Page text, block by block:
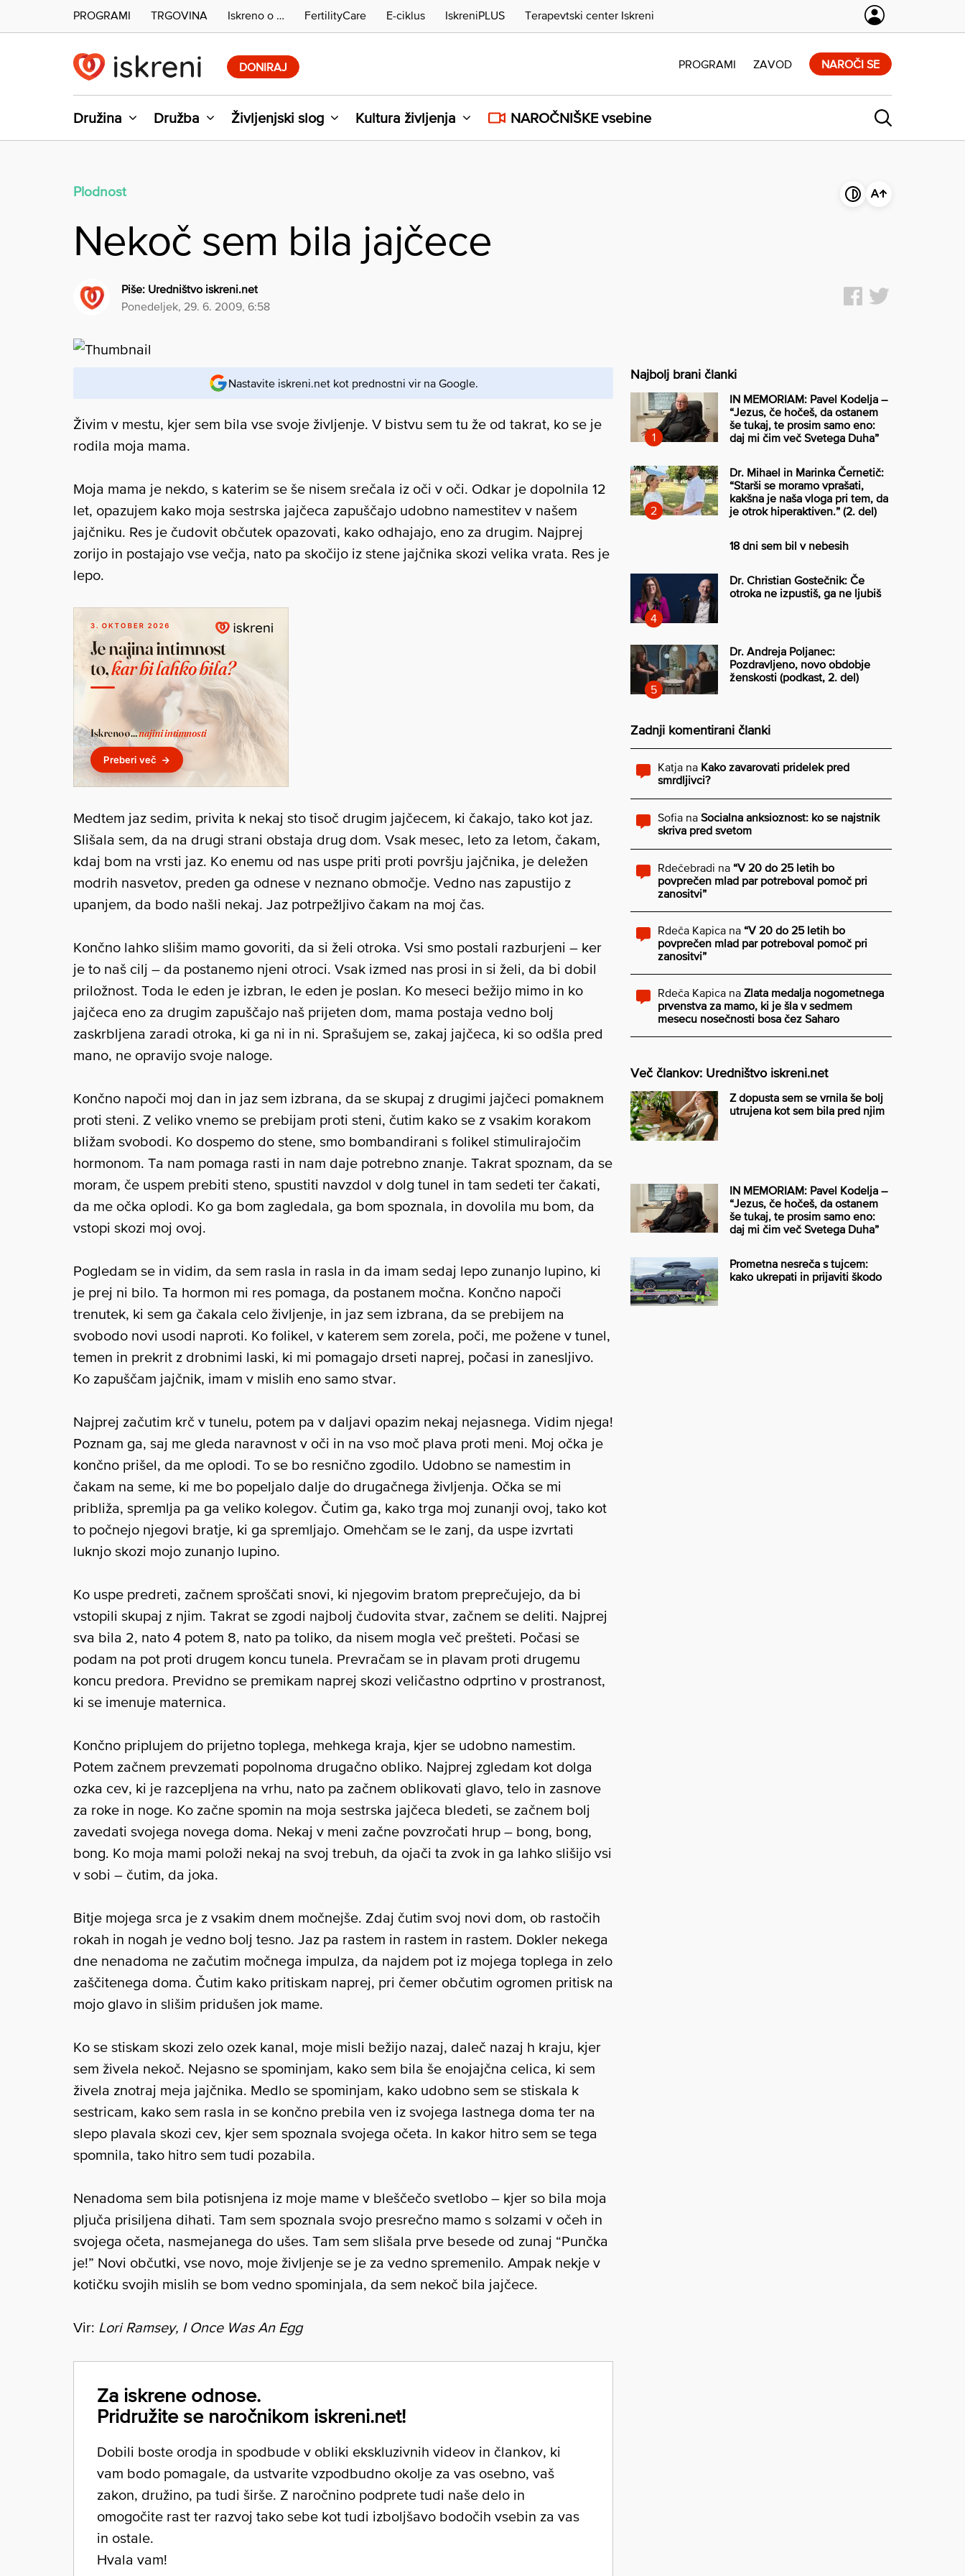
DONIRAJ
Družina Družba Življenjski slog Kultura življenja NAROČNIŠKE vsebine
PROGRAMI ZAVOD NAROČI SE
PROGRAMI TRGOVINA Iskreno o … FertilityCare E-ciklus IskreniPLUS Terapevtski center Iskreni
Plodnost
Nekoč sem bila jajčece
Piše: Uredništvo iskreni.net
ponedeljek, 29. 6. 2009, 6:58
Nastavite iskreni.net kot prednostni vir na Google.
Živim v mestu, kjer sem bila vse svoje življenje. V bistvu sem tu že od takrat, ko se je
rodila moja mama.
Moja mama je nekdo, s katerim se še nisem srečala iz oči v oči. Odkar je dopolnila 12
let, opazujem kako moja sestrska jajčeca zapuščajo udobno namestitev v našem
jajčniku. Res je čudovit občutek opazovati, kako odhajajo, eno za drugim. Najprej
zorijo in postajajo vse večja, nato pa skočijo iz stene jajčnika skozi velika vrata. Res je
lepo.
Medtem jaz sedim, privita k nekaj sto tisoč drugim jajčecem, ki čakajo, tako kot jaz.
Slišala sem, da na drugi strani obstaja drug dom. Vsak mesec, leto za letom, čakam,
kdaj bom na vrsti jaz. Ko enemu od nas uspe priti proti površju jajčnika, je deležen
modrih nasvetov, preden ga odnese v neznano območje. Vedno nas zapustijo z
upanjem, da bodo našli nekaj. Jaz potrpežljivo čakam na moj čas.
Končno lahko slišim mamo govoriti, da si želi otroka. Vsi smo postali razburjeni – ker
je to naš cilj – da postanemo njeni otroci. Vsak izmed nas prosi in si želi, da bi dobil
priložnost. Toda le eden je izbran, le eden je poslan. Ko meseci bežijo mimo in ko
jajčeca eno za drugim zapuščajo naš prijeten dom, mama postaja vedno bolj
zaskrbljena zaradi otroka, ki ga ni in ni. Sprašujem se, zakaj jajčeca, ki so odšla pred
mano, ne opravijo svoje naloge.
Končno napoči moj dan in jaz sem izbrana, da se skupaj z drugimi jajčeci pomaknem
proti steni. Z veliko vnemo se prebijam proti steni, čutim kako se z vsakim korakom
bližam svobodi. Ko dospemo do stene, smo bombandirani s folikel stimulirajočim
hormonom. Ta nam pomaga rasti in nam daje potrebno znanje. Takrat spoznam, da se
moram, če uspem prebiti steno, spustiti navzdol v dolg tunel in tam sedeti ter čakati,
da me očka oplodi. Ko ga bom zagledala, ga bom spoznala, in dovolila mu bom, da
vstopi skozi moj ovoj.
Pogledam se in vidim, da sem rasla in rasla in da imam sedaj lepo zunanjo lupino, ki
je prej ni bilo. Ta hormon mi res pomaga, da postanem močna. Končno napoči
trenutek, ki sem ga čakala celo življenje, in jaz sem izbrana, da se prebijem na
svobodo novi usodi naproti. Ko folikel, v katerem sem zorela, poči, me požene v tunel,
temen in prekrit z drobnimi laski, ki mi pomagajo drseti naprej, počasi in zanesljivo.
Ko zapuščam jajčnik, imam v mislih eno samo stvar.
Najprej začutim krč v tunelu, potem pa v daljavi opazim nekaj nejasnega. Vidim njega!
Poznam ga, saj me gleda naravnost v oči in na vso moč plava proti meni. Moj očka je
končno prišel, da me oplodi. To se bo resnično zgodilo. Udobno se namestim in
čakam na seme, ki me bo popeljalo dalje do drugačnega življenja. Očka se mi
približa, spremlja pa ga veliko kolegov. Čutim ga, kako trga moj zunanji ovoj, tako kot
to počnejo njegovi bratje, ki ga spremljajo. Omehčam se le zanj, da uspe izvrtati
luknjo skozi mojo zunanjo lupino.
Ko uspe predreti, začnem sproščati snovi, ki njegovim bratom preprečujejo, da bi
vstopili skupaj z njim. Takrat se zgodi najbolj čudovita stvar, začnem se deliti. Najprej
sva bila 2, nato 4 potem 8, nato pa toliko, da nisem mogla več prešteti. Počasi se
podam na pot proti drugem koncu tunela. Prevračam se in plavam proti drugemu
koncu predora. Previdno se premikam naprej skozi veličastno odprtino v prostranost,
ki se imenuje maternica.
Končno priplujem do prijetno toplega, mehkega kraja, kjer se udobno namestim.
Potem začnem prevzemati popolnoma drugačno obliko. Najprej zgledam kot dolga
ozka cev, ki je razcepljena na vrhu, nato pa začnem oblikovati glavo, telo in zasnove
za roke in noge. Ko začne spomin na moja sestrska jajčeca bledeti, se začnem bolj
zavedati svojega novega doma. Nekaj v meni začne povzročati hrup – bong, bong,
bong. Ko moja mami položi nekaj na svoj trebuh, da ojači ta zvok in ga lahko slišijo vsi
v sobi – čutim, da joka.
Bitje mojega srca je z vsakim dnem močnejše. Zdaj čutim svoj novi dom, ob rastočih
rokah in nogah je vedno bolj tesno. Jaz pa rastem in rastem in rastem. Dokler nekega
dne nenadoma ne začutim močnega impulza, da najdem pot iz mojega toplega in zelo
zaščitenega doma. Čutim kako pritiskam naprej, pri čemer občutim ogromen pritisk na
mojo glavo in slišim pridušen jok mame.
Ko se stiskam skozi zelo ozek kanal, moje misli bežijo nazaj, daleč nazaj h kraju, kjer
sem živela nekoč. Nejasno se spominjam, kako sem bila še enojajčna celica, ki sem
živela znotraj meja jajčnika. Medlo se spominjam, kako udobno sem se stiskala k
sestricam, kako sem rasla in se končno prebila ven iz svojega lastnega doma ter na
slepo plavala skozi cev, kjer sem spoznala svojega očeta. In kakor hitro sem se tega
spomnila, tako hitro sem tudi pozabila.
Nenadoma sem bila potisnjena iz moje mame v bleščečo svetlobo – kjer so bila moja
pljuča prisiljena dihati. Tam sem spoznala svojo presrečno mamo s solzami v očeh in
svojega očeta, nasmejanega do ušes. Tam sem slišala prve besede od zunaj “Punčka
je!” Novi občutki, vse novo, moje življenje se je za vedno spremenilo. Ampak nekje v
kotičku svojih mislih se bom vedno spominjala, da sem nekoč bila jajčece.
Vir: Lori Ramsey, I Once Was An Egg
Za iskrene odnose.
Pridružite se naročnikom iskreni.net!
Dobili boste orodja in spodbude v obliki ekskluzivnih videov in člankov, ki
vam bodo pomagale, da ustvarite vzpodbudno okolje za vas osebno, vaš
zakon, družino, pa tudi širše. Z naročnino podprete tudi naše delo in
omogočite rast ter razvoj tako sebe kot tudi izboljšavo bodočih vsebin za vas
in ostale.
Hvala vam!
Najbolj brani članki
IN MEMORIAM: Pavel Kodelja –
“Jezus, če hočeš, da ostanem
še tukaj, te prosim samo eno:
daj mi čim več Svetega Duha”
Dr. Mihael in Marinka Černetič:
“Starši se moramo vprašati,
kakšna je naša vloga pri tem, da
je otrok hiperaktiven.” (2. del)
18 dni sem bil v nebesih
Dr. Christian Gostečnik: Če
otroka ne izpustiš, ga ne ljubiš
Dr. Andreja Poljanec:
Pozdravljeno, novo obdobje
ženskosti (podkast, 2. del)
Zadnji komentirani članki
Katja na Kako zavarovati pridelek pred
smrdljivci?
Sofia na Socialna anksioznost: ko se najstnik
skriva pred svetom
Rdečebradi na “V 20 do 25 letih bo
povprečen mlad par potreboval pomoč pri
zanositvi”
Rdeča Kapica na “V 20 do 25 letih bo
povprečen mlad par potreboval pomoč pri
zanositvi”
Rdeča Kapica na Zlata medalja nogometnega
prvenstva za mamo, ki je šla v sedmem
mesecu nosečnosti bosa čez Saharo
Več člankov: Uredništvo iskreni.net
Z dopusta sem se vrnila še bolj
utrujena kot sem bila pred njim
IN MEMORIAM: Pavel Kodelja –
“Jezus, če hočeš, da ostanem
še tukaj, te prosim samo eno:
daj mi čim več Svetega Duha”
Prometna nesreča s tujcem:
kako ukrepati in prijaviti škodo